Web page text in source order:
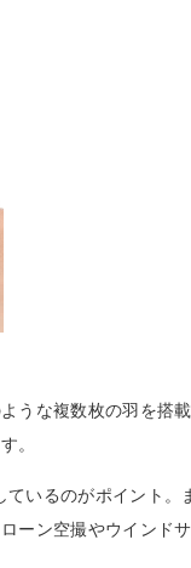
うな複数枚の羽を搭
。
いるのがポイント。
ーン空撮やウインド